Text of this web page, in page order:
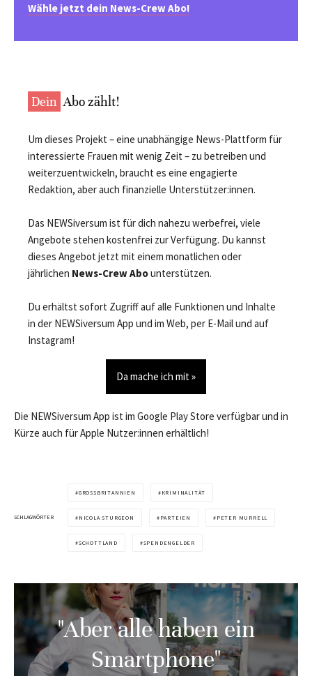
Wähle jetzt dein News-Crew Abo!
Dein Abo zählt!
Um dieses Projekt – eine unabhängige News-Plattform für
interessierte Frauen mit wenig Zeit – zu betreiben und
weiterzuentwickeln, braucht es eine engagierte
Redaktion, aber auch finanzielle Unterstützer:innen.
Das NEWSiversum ist für dich nahezu werbefrei, viele
Angebote stehen kostenfrei zur Verfügung. Du kannst
dieses Angebot jetzt mit einem monatlichen oder
jährlichen News-Crew Abounterstützen.
Du erhältst sofort Zugriff auf alle Funktionen und Inhalte
in der NEWSiversum App und im Web, per E-Mail und auf
Instagram!
Da mache ich mit »
Die NEWSiversum App ist im Google Play Store verfügbar und in
Kürze auch für Apple Nutzer:innen erhältlich!
SCHLAGWÖRTER
GROSSBRITANNIEN KRIMINALITÄT
NICOLA STURGEON PARTEIEN PETER MURRELL
SCHOTTLAND SPENDENGELDER
"Aber alle haben ein
Smartphone"